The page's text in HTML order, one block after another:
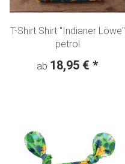
T-Shirt Shirt "Indianer Löwe"
petrol
ab 18,95 € *